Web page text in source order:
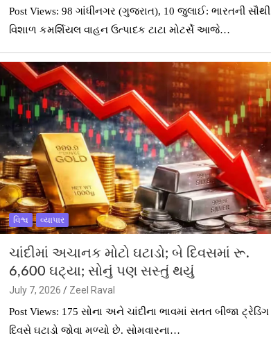
Post Views: 98 ગાંધીનગર (ગુજરાત), 10 જુલાઈ: ભારતની સૌથી
વિશાળ કમર્શિયલ વાહન ઉત્પાદક ટાટા મોટર્સે આજે…
વિશ્વ વ્યાપાર
ચાંદીમાં અચાનક મોટો ઘટાડો; બે દિવસમાં રૂ.
6,600 ઘટ્યા; સોનું પણ સસ્તું થયું
July 7, 2026
Zeel Raval
Post Views: 175 સોના અને ચાંદીના ભાવમાં સતત બીજા ટ્રેડિંગ
દિવસે ઘટાડો જોવા મળ્યો છે. સોમવારના…